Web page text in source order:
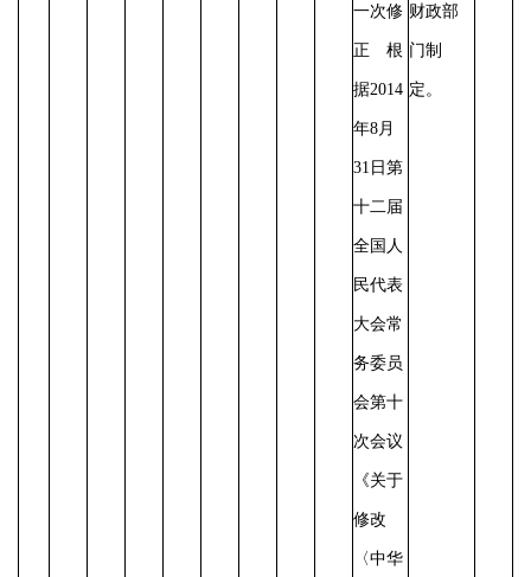
一次修
正 根
据2014
年8月
31日第
十二届
全国人
民代表
大会常
务委员
会第十
次会议
《关于
修改
〈中华
财政部
门制
定。